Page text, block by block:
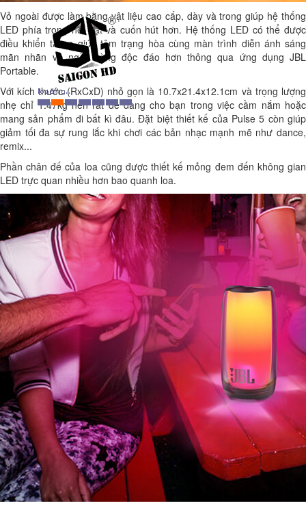
Vỏ ngoài được làm bằng vật liệu cao cấp, dày và trong giúp hệ thống
LED phía trong nổi bật và cuốn hút hơn. Hệ thống LED có thể được
điều khiển từ xa giúp tâm trạng hòa cùng màn trình diễn ánh sáng
mãn nhãn và ngày vàng độc đáo hơn thông qua ứng dụng JBL
Portable.
Với kích thước (RxCxD) nhỏ gọn là 10.7x21.4x12.1cm và trọng lượng
nhẹ chỉ 1.47kg nên rất dễ dàng cho bạn trong việc cầm nắm hoặc
mang sản phẩm đi bất kì đâu. Đặt biệt thiết kế của Pulse 5 còn giúp
giảm tối đa sự rung lắc khi chơi các bản nhạc mạnh mẽ như dance,
remix...
Phần chân đế của loa cũng được thiết kế mỏng đem đến không gian
LED trực quan nhiều hơn bao quanh loa.